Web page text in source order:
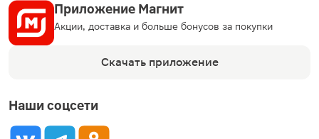
Приложение Магнит
Акции, доставка и больше бонусов за покупки
Скачать приложение
Наши соцсети